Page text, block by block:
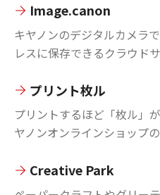
Image.canon
キヤノンのデジタルカメラ
レスに保存できるクラウドサ
プリント枚ル
プリントするほど「枚ル」
ヤノンオンラインショップの
Creative Park